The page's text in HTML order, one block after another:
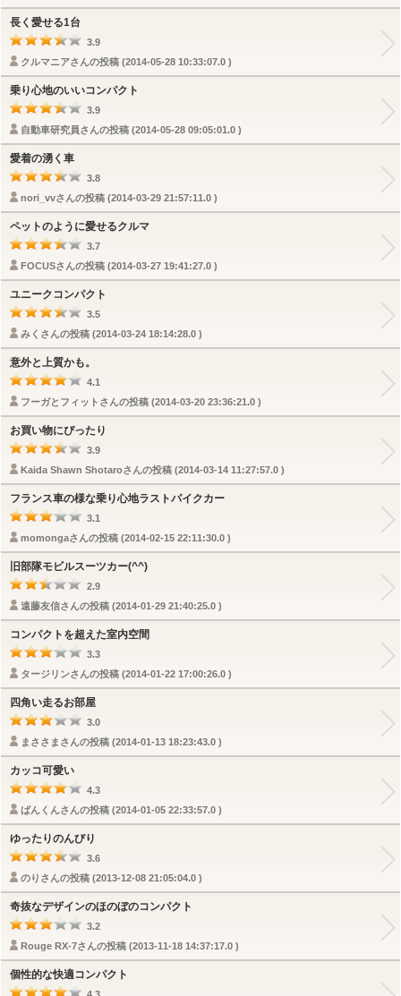
長く愛せる1台
3.9
クルマニアさんの投稿 (2014-05-28 10:33:07.0 )
乗り心地のいいコンパクト
3.9
自動車研究員さんの投稿 (2014-05-28 09:05:01.0 )
愛着の湧く車
3.8
nori_vvさんの投稿 (2014-03-29 21:57:11.0 )
ペットのように愛せるクルマ
3.7
FOCUSさんの投稿 (2014-03-27 19:41:27.0 )
ユニークコンパクト
3.5
みくさんの投稿 (2014-03-24 18:14:28.0 )
意外と上質かも。
4.1
フーガとフィットさんの投稿 (2014-03-20 23:36:21.0 )
お買い物にぴったり
3.9
Kaida Shawn Shotaroさんの投稿 (2014-03-14 11:27:57.0 )
フランス車の様な乗り心地ラストパイクカー
3.1
momongaさんの投稿 (2014-02-15 22:11:30.0 )
旧部隊モビルスーツカー(^^)
2.9
遠藤友信さんの投稿 (2014-01-29 21:40:25.0 )
コンパクトを超えた室内空間
3.3
タージリンさんの投稿 (2014-01-22 17:00:26.0 )
四角い走るお部屋
3.0
まささまさんの投稿 (2014-01-13 18:23:43.0 )
カッコ可愛い
4.3
ばんくんさんの投稿 (2014-01-05 22:33:57.0 )
ゆったりのんびり
3.6
のりさんの投稿 (2013-12-08 21:05:04.0 )
奇抜なデザインのほのぼのコンパクト
3.2
Rouge RX-7さんの投稿 (2013-11-18 14:37:17.0 )
個性的な快適コンパクト